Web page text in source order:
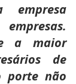
empresa
a maior
de
porte não